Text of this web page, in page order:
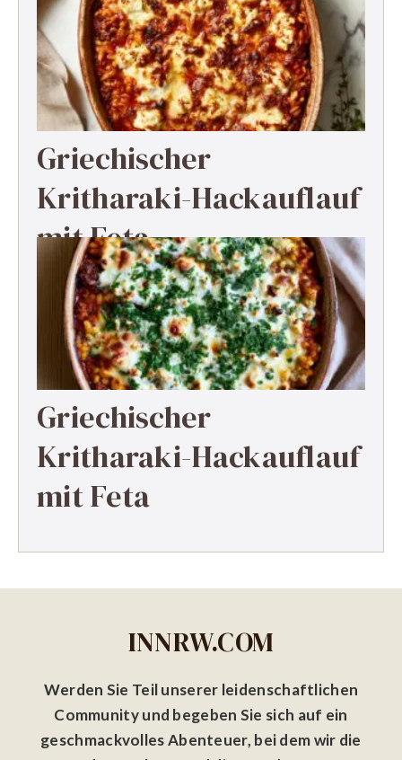
Griechischer
Kritharaki-Hackauflauf
mit Feta
Griechischer
Kritharaki-Hackauflauf
mit Feta
INNRW.COM
Werden Sie Teil unserer leidenschaftlichen
Community und begeben Sie sich auf ein
geschmackvolles Abenteuer, bei dem wir die